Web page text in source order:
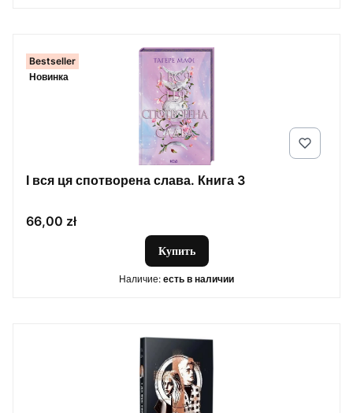
Bestseller
Новинка
І вся ця спотворена слава. Книга 3
Цена
66,00 zł
Купить
Наличие: есть в наличии